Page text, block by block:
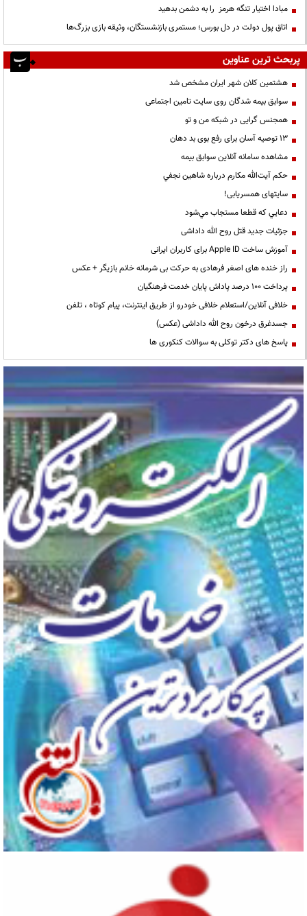
مبادا اختیار تنگه هرمز را به دشمن بدهید
اتاق پول دولت در دل بورس؛ مستمری بازنشستگان، وثیقه بازی بزرگ‌ها
پربحث ترین عناوین
هشتمین کلان شهر ایران مشخص شد
سوابق بیمه شدگان روی سایت تامین اجتماعی
همجنس گرایی در شبکه من و تو
13 توصیه آسان برای رفع بوی بد دهان
مشاهده سامانه آنلاين سوابق بیمه
حكم آيت‌الله مكارم درباره شاهين نجفي
سایتهای همسریابی!
دعايي كه قطعا مستجاب مي‌شود
جزئیات جدید قتل روح الله داداشی
آموزش ساخت Apple ID برای کاربران ایرانی
راز خنده های اصغر فرهادی به حرکت بی شرمانه خانم بازیگر + عکس
پرداخت ۱۰۰ درصد پاداش پایان خدمت فرهنگیان
خلافی آنلاین/استعلام خلافی خودرو از طریق اینترنت، پیام کوتاه ، تلفن
جسدغرق درخون روح الله داداشی (عکس)
پاسخ های دکتر توکلی به سوالات کنکوری ها